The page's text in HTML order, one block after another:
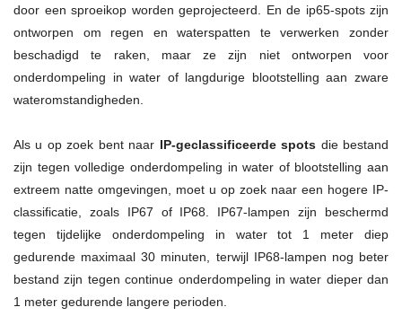
door een sproeikop worden geprojecteerd. En de ip65-spots zijn
ontworpen om regen en waterspatten te verwerken zonder
beschadigd te raken, maar ze zijn niet ontworpen voor
onderdompeling in water of langdurige blootstelling aan zware
wateromstandigheden.
Als u op zoek bent naar IP-geclassificeerde spots die bestand
zijn tegen volledige onderdompeling in water of blootstelling aan
extreem natte omgevingen, moet u op zoek naar een hogere IP-
classificatie, zoals IP67 of IP68. IP67-lampen zijn beschermd
tegen tijdelijke onderdompeling in water tot 1 meter diep
gedurende maximaal 30 minuten, terwijl IP68-lampen nog beter
bestand zijn tegen continue onderdompeling in water dieper dan
1 meter gedurende langere perioden.